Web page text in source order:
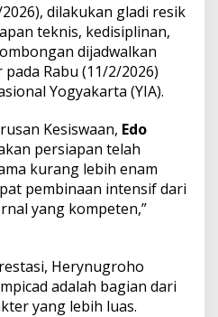
dilakukan gladi resik
teknis, kedisiplinan,
dijadwalkan
Rabu (11/2/2026)
Yogyakarta (YIA).
Kesiswaan, Edo
persiapan telah
kurang lebih enam
pembinaan intensif dari
yang kompeten,”
Herynugroho
adalah bagian dari
yang lebih luas.